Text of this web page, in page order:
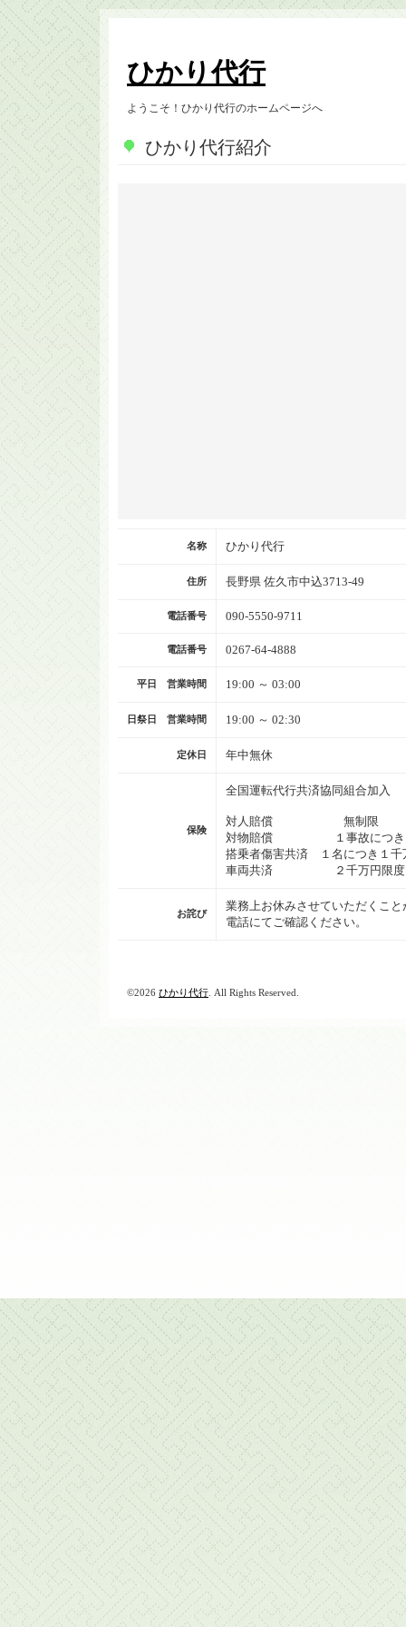
ひかり代行
ようこそ！ひかり代行のホームページへ
ひかり代行紹介
名称 ひかり代行
住所 長野県 佐久市中込3713-49
電話番号 090-5550-9711
電話番号 0267-64-4888
平日 営業時間 19:00 ～ 03:00
日祭日 営業時間 19:00 ～ 02:30
定休日 年中無休
保険
全国運転代行共済協同組合加入
対人賠償 無制限
対物賠償 １事故につき１
搭乗者傷害共済 １名につき１千
車両共済 ２千万円限度
お詫び
業務上お休みさせていただくこ
電話にてご確認ください。
©2026 ひかり代行 . All Rights Reserved.